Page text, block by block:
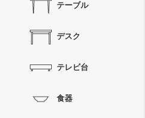
テーブル
デスク
テレビ台
食器